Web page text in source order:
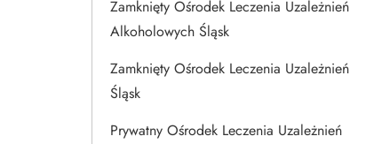
Zamknięty Ośrodek Leczenia Uzależnień
Alkoholowych Śląsk
Zamknięty Ośrodek Leczenia Uzależnień
Śląsk
Prywatny Ośrodek Leczenia Uzależnień